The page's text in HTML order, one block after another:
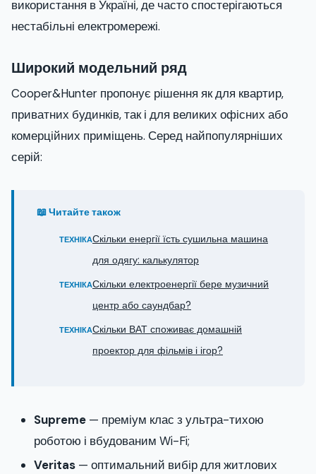
використання в Україні, де часто спостерігаються
нестабільні електромережі.
Широкий модельний ряд
Cooper&Hunter пропонує рішення як для квартир,
приватних будинків, так і для великих офісних або
комерційних приміщень. Серед найпопулярніших
серій:
📖 Читайте також
ТЕХНІКАСкільки енергії їсть сушильна машина
для одягу: калькулятор
ТЕХНІКАСкільки електроенергії бере музичний
центр або саундбар?
ТЕХНІКАСкільки ВАТ споживає домашній
проектор для фільмів і ігор?
Supreme — преміум клас з ультра-тихою
роботою і вбудованим Wi-Fi;
Veritas — оптимальний вибір для житлових